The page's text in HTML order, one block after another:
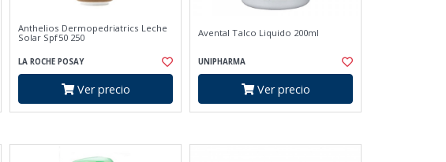
Anthelios Dermopedriatrics Leche
Solar Spf50 250
LA ROCHE POSAY
Ver precio
Avental Talco Liquido 200ml
UNIPHARMA
Ver precio